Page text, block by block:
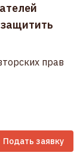
защитить
прав
Подать заявку